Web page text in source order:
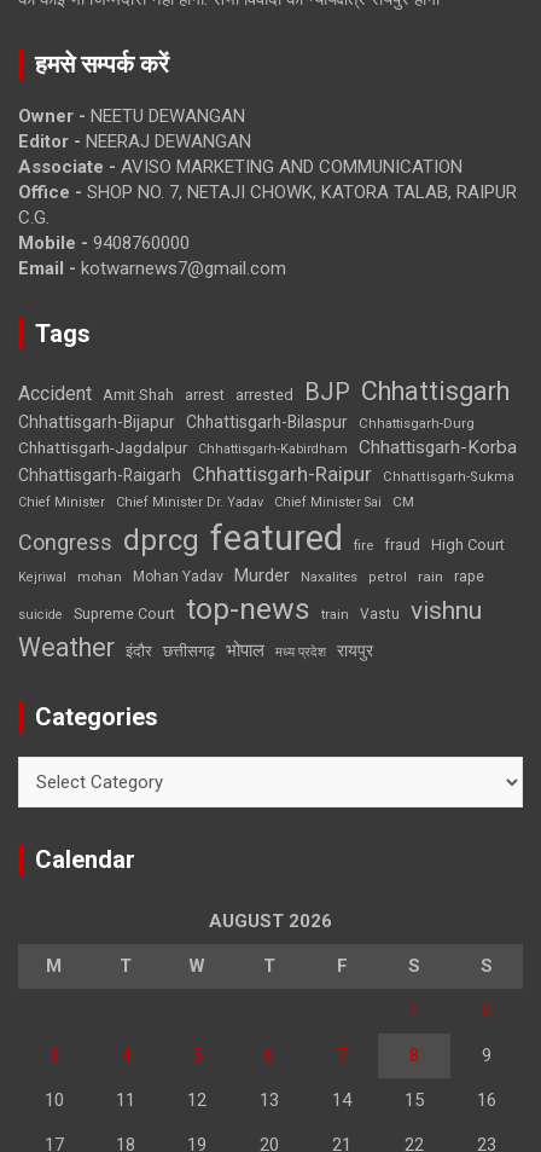
हमसे सम्पर्क करें
Owner - NEETU DEWANGAN
Editor - NEERAJ DEWANGAN
Associate - AVISO MARKETING AND COMMUNICATION
Office - SHOP NO. 7, NETAJI CHOWK, KATORA TALAB, RAIPUR
C.G.
Mobile - 9408760000
Email - kotwarnews7@gmail.com
Tags
Accident Amit Shah arrest arrested BJP Chhattisgarh
Chhattisgarh-Bijapur Chhattisgarh-Bilaspur Chhattisgarh-Durg
Chhattisgarh-Jagdalpur Chhattisgarh-Kabirdham Chhattisgarh-Korba
Chhattisgarh-Raigarh Chhattisgarh-Raipur
Chhattisgarh-Sukma
Chief Minister
Chief Minister Dr. Yadav Chief Minister Sai CM
Congress dprcg featured fire fraud High Court
Kejriwal mohan Mohan Yadav Murder Naxalites petrol rain rape
suicide Supreme Court top-news train Vastu vishnu
Weather इंदौर छत्तीसगढ़ भोपाल मध्य प्रदेश रायपुर
Categories
Calendar
AUGUST 2026
M T W T F S S
1 2
3 4 5 6 7 8 9
10 11 12 13 14 15 16
17 18 19 20 21 22 23